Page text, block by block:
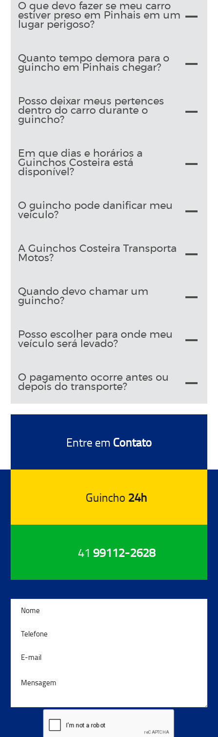
O que devo fazer se meu carro
estiver preso em Pinhais em um
lugar perigoso?
Quanto tempo demora para o
guincho em Pinhais chegar?
Posso deixar meus pertences
dentro do carro durante o
guincho?
Em que dias e horários a
Guinchos Costeira está
disponível?
O guincho pode danificar meu
veículo?
A Guinchos Costeira Transporta
Motos?
Quando devo chamar um
guincho?
Posso escolher para onde meu
veículo será levado?
O pagamento ocorre antes ou
depois do transporte?
Guincho 24h
Entre em Contato
41 99112-2628